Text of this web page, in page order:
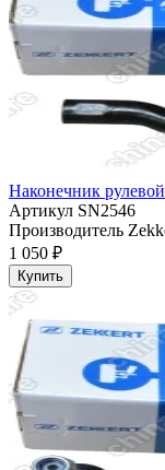
Наконечник
Артикул SN2546
Производитель
1 050 ₽
Купить